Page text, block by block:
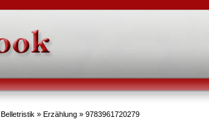
Belletristik » Erzählung » 9783961720279